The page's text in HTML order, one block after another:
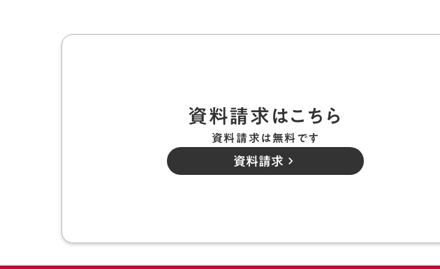
資料請求はこちら
資料請求は無料です
資料請求 keyboard_arrow_right